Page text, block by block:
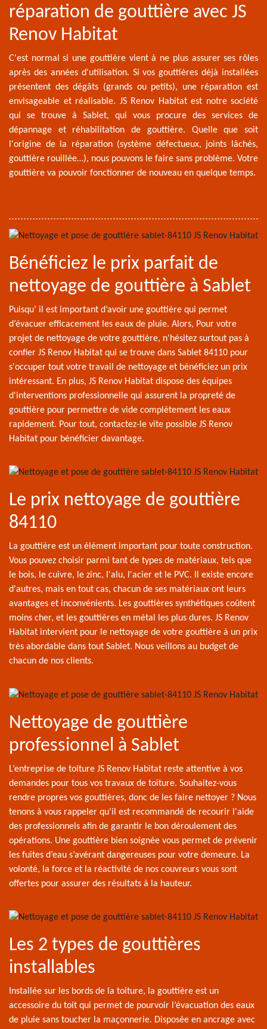
réparation de gouttière avec JS
Renov Habitat
C'est normal si une gouttière vient à ne plus assurer ses rôles
après des années d'utilisation. Si vos gouttières déjà installées
présentent des dégâts (grands ou petits), une réparation est
envisageable et réalisable. JS Renov Habitat est notre société
qui se trouve à Sablet, qui vous procure des services de
dépannage et réhabilitation de gouttière. Quelle que soit
l'origine de la réparation (système défectueux, joints lâchés,
gouttière rouillée…), nous pouvons le faire sans problème. Votre
gouttière va pouvoir fonctionner de nouveau en quelque temps.
Bénéficiez le prix parfait de
nettoyage de gouttière à Sablet
Puisqu’ il est important d’avoir une gouttière qui permet
d’évacuer efficacement les eaux de pluie. Alors, Pour votre
projet de nettoyage de votre gouttière, n'hésitez surtout pas à
confier JS Renov Habitat qui se trouve dans Sablet 84110 pour
s'occuper tout votre travail de nettoyage et bénéficiez un prix
intéressant. En plus, JS Renov Habitat dispose des équipes
d'interventions professionnelle qui assurent la propreté de
gouttière pour permettre de vide complètement les eaux
rapidement. Pour tout, contactez-le vite possible JS Renov
Habitat pour bénéficier davantage.
Le prix nettoyage de gouttière
84110
La gouttière est un élément important pour toute construction.
Vous pouvez choisir parmi tant de types de matériaux, tels que
le bois, le cuivre, le zinc, l'alu, l'acier et le PVC. Il existe encore
d'autres, mais en tout cas, chacun de ses matériaux ont leurs
avantages et inconvénients. Les gouttières synthétiques coûtent
moins cher, et les gouttières en métal les plus dures. JS Renov
Habitat intervient pour le nettoyage de votre gouttière à un prix
très abordable dans tout Sablet. Nous veillons au budget de
chacun de nos clients.
Nettoyage de gouttière
professionnel à Sablet
L’entreprise de toiture JS Renov Habitat reste attentive à vos
demandes pour tous vos travaux de toiture. Souhaitez-vous
rendre propres vos gouttières, donc de les faire nettoyer ? Nous
tenons à vous rappeler qu'il est recommandé de recourir l'aide
des professionnels afin de garantir le bon déroulement des
opérations. Une gouttière bien soignée vous permet de prévenir
les fuites d’eau s’avérant dangereuses pour votre demeure. La
volonté, la force et la réactivité de nos couvreurs vous sont
offertes pour assurer des résultats à la hauteur.
Les 2 types de gouttières
installables
Installée sur les bords de la toiture, la gouttière est un
accessoire du toit qui permet de pourvoir l’évacuation des eaux
de pluie sans toucher la maçonnerie. Disposée en ancrage avec